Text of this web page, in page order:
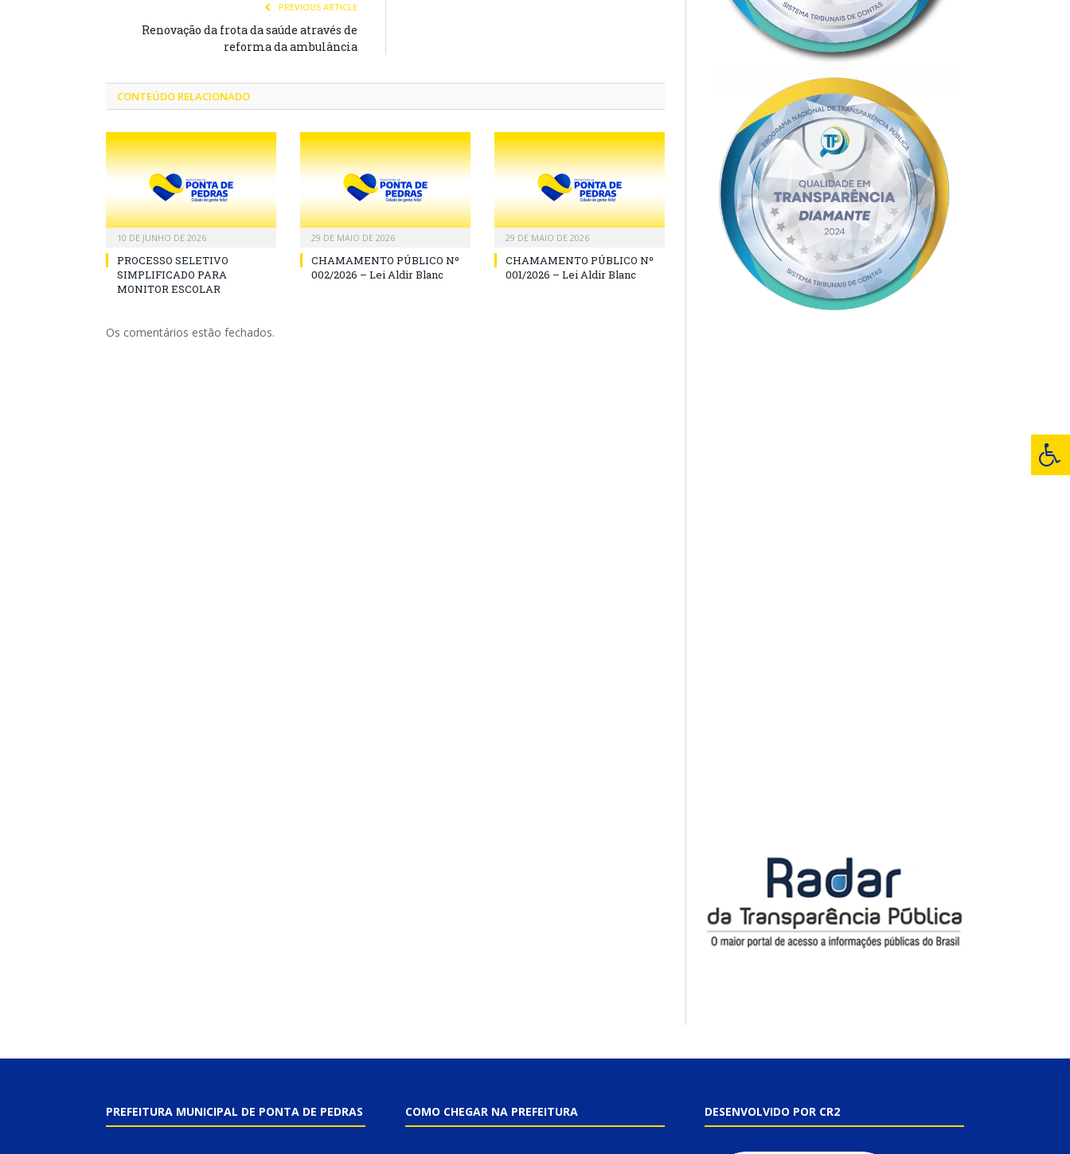
PREVIOUS ARTICLE
Renovação da frota da saúde através de
reforma da ambulância
CONTEÚDO RELACIONADO
10 DE JUNHO DE 2026
PROCESSO SELETIVO
SIMPLIFICADO PARA
MONITOR ESCOLAR
29 DE MAIO DE 2026
CHAMAMENTO PÚBLICO Nº
002/2026 – Lei Aldir Blanc
29 DE MAIO DE 2026
CHAMAMENTO PÚBLICO Nº
001/2026 – Lei Aldir Blanc
Os comentários estão fechados.
PREFEITURA MUNICIPAL DE PONTA DE PEDRAS COMO CHEGAR NA PREFEITURA DESENVOLVIDO POR CR2